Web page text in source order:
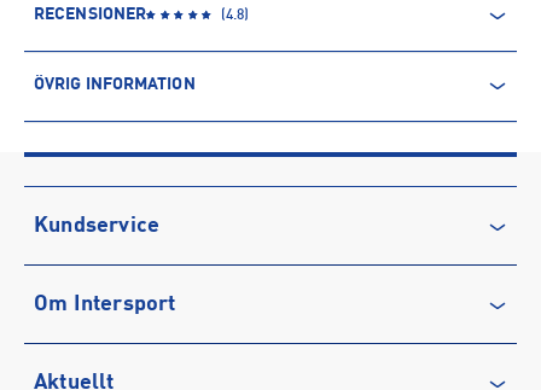
RECENSIONER (4.8)
ÖVRIG INFORMATION
Produktnummer: 1550463
Leverantörens produktnummer: IB4093
Artikelnummer: 155046301-WHITE/BLACK
Tillverkaradress
Kontakt tillverkare: https://www.adidas.se/
Kundservice
Vanliga frågor & svar
Om Intersport
Aktuellt